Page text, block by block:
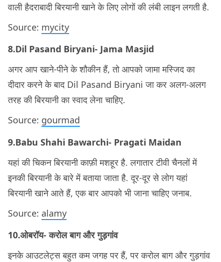
वाली हैदराबादी बिरयानी खाने के लिए लोगों की लंबी लाइन लगती है.
Source: mycity
8.Dil Pasand Biryani- Jama Masjid
अगर आप खाने-पीने के शौकीन हैं, तो आपको जामा मस्जिद का
दीदार करने के बाद Dil Pasand Biryani जा कर अलग-अलग
तरह की बिरयानी का स्वाद लेना चाहिए.
Source: gourmad
9.Babu Shahi Bawarchi- Pragati Maidan
यहां की चिकन बिरयानी काफ़ी मशहूर है. लगातार टीवी चैनलों में
इनकी बिरयानी के बारे में बताया जाता है. दूर-दूर से लोग यहां
बिरयानी खाने आते हैं, एक बार आपको भी जाना चाहिए जनाब.
Source: alamy
10.ओबरॉय- करोल बाग और गुड़गांव
इनके आउटलेट्स बहुत कम जगह पर हैं, पर करोल बाग और गुड़गांव